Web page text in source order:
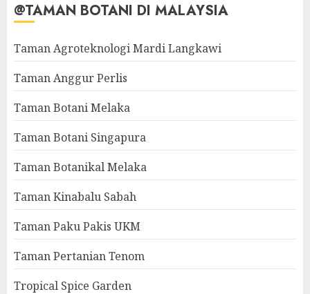
@TAMAN BOTANI DI MALAYSIA
Taman Agroteknologi Mardi Langkawi
Taman Anggur Perlis
Taman Botani Melaka
Taman Botani Singapura
Taman Botanikal Melaka
Taman Kinabalu Sabah
Taman Paku Pakis UKM
Taman Pertanian Tenom
Tropical Spice Garden